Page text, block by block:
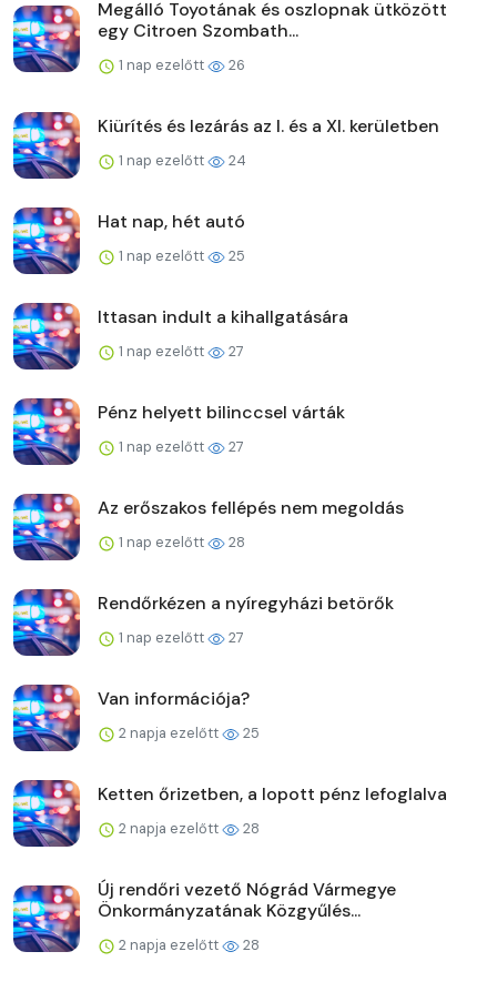
Megálló Toyotának és oszlopnak ütközött
egy Citroen Szombath...
1 nap ezelőtt 26
Kiürítés és lezárás az I. és a XI. kerületben
1 nap ezelőtt 24
Hat nap, hét autó
1 nap ezelőtt 25
Ittasan indult a kihallgatására
1 nap ezelőtt 27
Pénz helyett bilinccsel várták
1 nap ezelőtt 27
Az erőszakos fellépés nem megoldás
1 nap ezelőtt 28
Rendőrkézen a nyíregyházi betörők
1 nap ezelőtt 27
Van információja?
2 napja ezelőtt 25
Ketten őrizetben, a lopott pénz lefoglalva
2 napja ezelőtt 28
Új rendőri vezető Nógrád Vármegye
Önkormányzatának Közgyűlés...
2 napja ezelőtt 28